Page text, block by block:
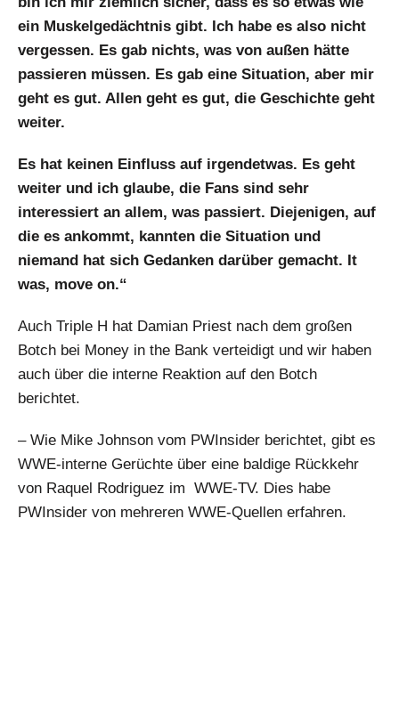
ein Muskelgedächtnis gibt. Ich habe es also nicht
vergessen. Es gab nichts, was von außen hätte
passieren müssen. Es gab eine Situation, aber mir
geht es gut. Allen geht es gut, die Geschichte geht
weiter.
Es hat keinen Einfluss auf irgendetwas. Es geht
weiter und ich glaube, die Fans sind sehr
interessiert an allem, was passiert. Diejenigen, auf
die es ankommt, kannten die Situation und
niemand hat sich Gedanken darüber gemacht. It
was, move on.“
Auch Triple H hat Damian Priest nach dem großen
Botch bei Money in the Bank verteidigt und wir haben
auch über die interne Reaktion auf den Botch
berichtet.
– Wie Mike Johnson vom PWInsider berichtet, gibt es
WWE-interne Gerüchte über eine baldige Rückkehr
von Raquel Rodriguez im WWE-TV. Dies habe
PWInsider von mehreren WWE-Quellen erfahren.